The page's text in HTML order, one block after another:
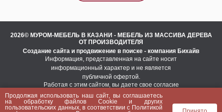
2026© МУРОМ-МЕБЕЛЬ В КАЗАНИ - МЕБЕЛЬ ИЗ МАССИВА ДЕРЕВА
ОТ ПРОИЗВОДИТЕЛЯ
Создание сайта и продвижение в поиске - компания Бихайв
Информация, представленная на сайте носит
информационный характер и не является
публичной офертой.
Работая с этим сайтом, вы даете свое согласие
на использование файлов cookie.
Это необходимо для нормального
функционирования сайта и анализа трафика.
Продолжая использовать наш сайт, вы соглашаетесь
на обработку файлов Сookie и других
пользовательских данных, в соответствии с Политикой
Принято